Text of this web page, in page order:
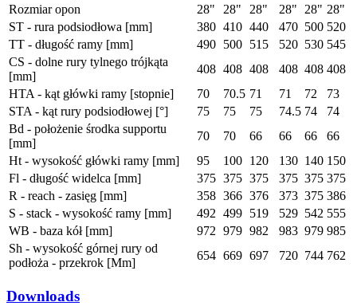
Rozmiar opon
28" 28" 28" 28" 28" 28"
ST - rura podsiodłowa [mm]
380 410 440 470 500 520
TT - długość ramy [mm]
490 500 515 520 530 545
CS - dolne rury tylnego trójkąta
[mm]
408 408 408 408 408 408
HTA - kąt główki ramy [stopnie]
70 70.5 71 71 72
73
STA - kąt rury podsiodłowej [°]
75 75 75 74.5 74
74
Bd - położenie środka supportu
[mm]
70 70 66 66 66
66
Ht - wysokość główki ramy [mm]
95 100 120 130 140 150
Fl - długość widelca [mm]
375 375 375 375 375 375
R - reach - zasięg [mm]
358 366 376 373 375 386
S - stack - wysokość ramy [mm]
492 499 519 529 542 555
WB - baza kół [mm]
972 979 982 983 979 985
Sh - wysokość górnej rury od
podłoża - przekrok [Mm]
654 669 697 720 744 762
Downloads